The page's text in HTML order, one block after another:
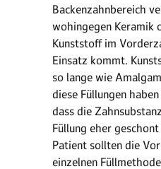
Backenzahnbereich
wohingegen Keramik
Kunststoff im
Einsatz kommt.
so lange wie
diese Füllungen
dass die
Füllung eher
Patient sollten die
einzelnen